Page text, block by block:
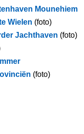
Mounehiem
Wielen (foto)
Jachthaven (foto)
(foto)